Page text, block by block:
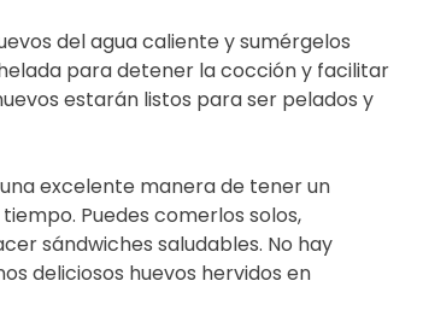
del agua caliente y sumérgelos
para detener la cocción y facilitar
estarán listos para ser pelados y
excelente manera de tener un
Puedes comerlos solos,
sándwiches saludables. No hay
deliciosos huevos hervidos en